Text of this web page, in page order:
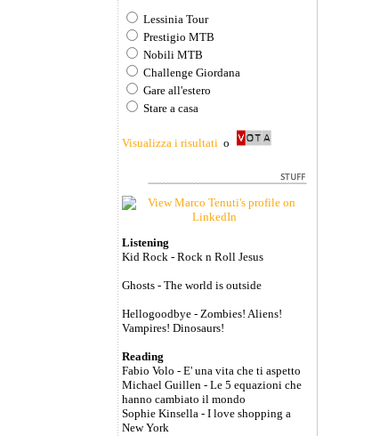
Lessinia Tour
Prestigio MTB
Nobili MTB
Challenge Giordana
Gare all'estero
Stare a casa
Visualizza i risultati o
Listening
Kid Rock - Rock n Roll Jesus
Ghosts - The world is outside
Hellogoodbye - Zombies! Aliens!
Vampires! Dinosaurs!
Reading
Fabio Volo - E' una vita che ti aspetto
Michael Guillen - Le 5 equazioni che
hanno cambiato il mondo
Sophie Kinsella - I love shopping a
New York